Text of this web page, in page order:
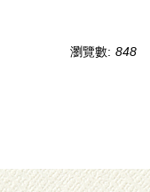
瀏覽數: 848